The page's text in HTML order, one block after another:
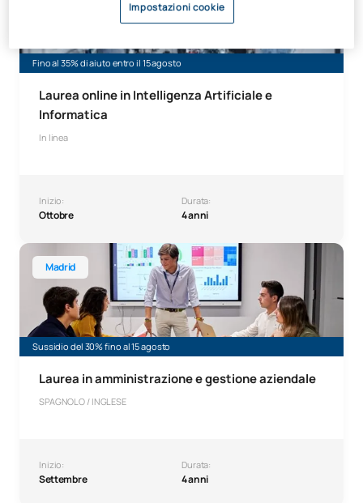
Fino al 35% di aiuto entro il 15 agosto
Laurea online in Intelligenza Artificiale e
Informatica
In linea
Inizio:
Ottobre
Durata:
4 anni
Madrid
Sussidio del 30% fino al 15 agosto
Laurea in amministrazione e gestione aziendale
SPAGNOLO / INGLESE
Inizio:
Settembre
Durata:
4 anni
Laurea in Amministrazione e Gestione Aziendale
Impostazioni cookie